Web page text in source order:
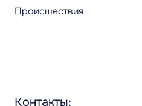
Происшествия
Контакты: